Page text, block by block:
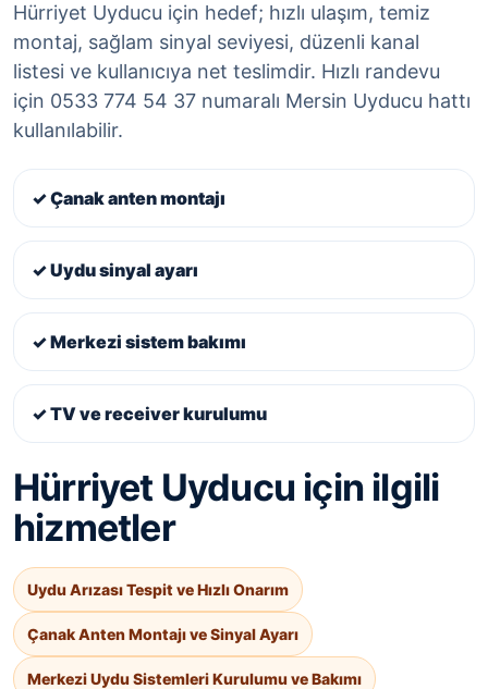
Hürriyet Uyducu için hedef; hızlı ulaşım, temiz
montaj, sağlam sinyal seviyesi, düzenli kanal
listesi ve kullanıcıya net teslimdir. Hızlı randevu
için 0533 774 54 37 numaralı Mersin Uyducu hattı
kullanılabilir.
✓ Çanak anten montajı
✓ Uydu sinyal ayarı
✓ Merkezi sistem bakımı
✓ TV ve receiver kurulumu
Hürriyet Uyducu için ilgili
hizmetler
Uydu Arızası Tespit ve Hızlı Onarım
Çanak Anten Montajı ve Sinyal Ayarı
Merkezi Uydu Sistemleri Kurulumu ve Bakımı